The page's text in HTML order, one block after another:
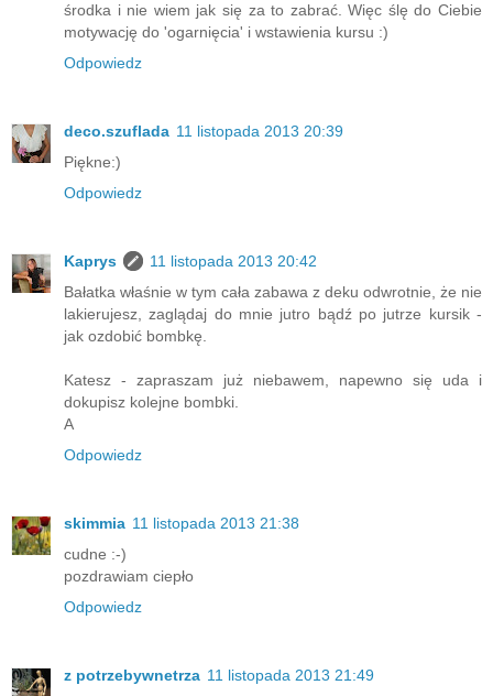
środka i nie wiem jak się za to zabrać. Więc ślę do Ciebie
motywację do 'ogarnięcia' i wstawienia kursu :)
Odpowiedz
deco.szuflada 11 listopada 2013 20:39
Piękne:)
Odpowiedz
Kaprys
11 listopada 2013 20:42
Bałatka właśnie w tym cała zabawa z deku odwrotnie, że nie
lakierujesz, zaglądaj do mnie jutro bądź po jutrze kursik -
jak ozdobić bombkę.
Katesz - zapraszam już niebawem, napewno się uda i
dokupisz kolejne bombki.
A
Odpowiedz
skimmia 11 listopada 2013 21:38
cudne :-)
pozdrawiam ciepło
Odpowiedz
z potrzebywnetrza 11 listopada 2013 21:49